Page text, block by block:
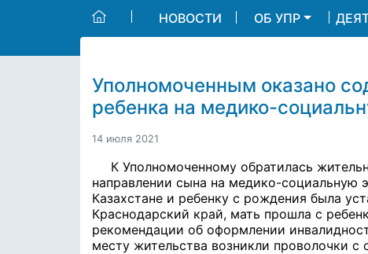
НОВОСТИ ОБ УПР
Уполномоченным оказано
ребенка на медико-
14 июля 2021
К Уполномоченному обратилась
направлении сына на медико-социальную
Казахстане и ребенку с рождения была
Краснодарский край, мать прошла с
рекомендации об оформлении
месту жительства возникли проволочки